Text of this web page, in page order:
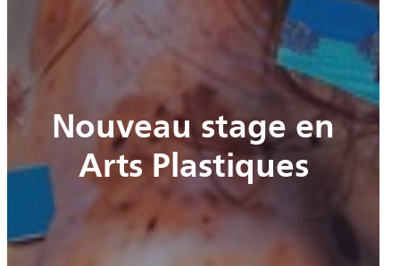
Nouveau stage en
Arts Plastiques